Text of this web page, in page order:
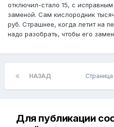
отключил-стало 15, с исправным
заменой. Сам кислородник
руб. Страшнее, когда летит на
надо разобрать, чтобы его
НАЗАД Страница
Для публикации